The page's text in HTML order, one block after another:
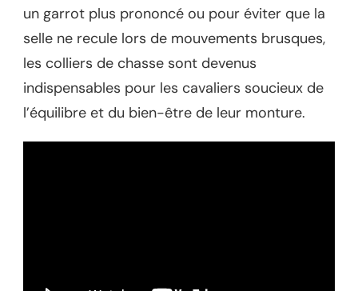
un garrot plus prononcé ou pour éviter que la
selle ne recule lors de mouvements brusques,
les colliers de chasse sont devenus
indispensables pour les cavaliers soucieux de
l’équilibre et du bien-être de leur monture.